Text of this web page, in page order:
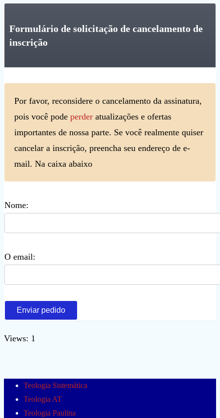
Formulário de solicitação de cancelamento de
inscrição
Por favor, reconsidere o cancelamento da assinatura,
pois você pode perder atualizações e ofertas
importantes de nossa parte. Se você realmente quiser
cancelar a inscrição, preencha seu endereço de e-
mail. Na caixa abaixo
Nome:
O email:
Enviar pedido
Views: 1
Teologia Sistemática
Teologia AT
Teologia Paulina